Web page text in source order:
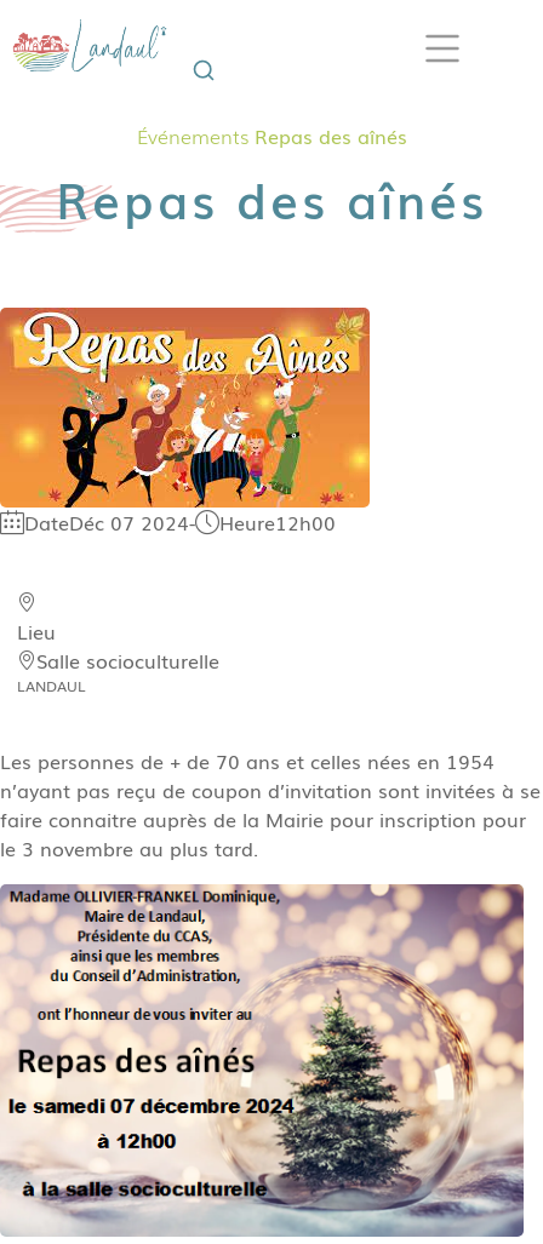
Événements Repas des aînés
Repas des aînés
DateDéc 07 2024- Heure12h00
Lieu
Salle socioculturelle
LANDAUL
Les personnes de + de 70 ans et celles nées en 1954
n’ayant pas reçu de coupon d’invitation sont invitées à se
faire connaitre auprès de la Mairie pour inscription pour
le 3 novembre au plus tard.